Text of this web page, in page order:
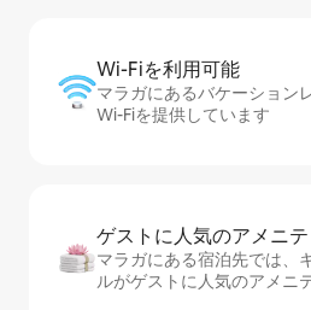
Wi-Fiを利⁠用⁠可⁠能
マラガにあるバケーション
Wi-Fiを提供しています
ゲストに人⁠気⁠のア⁠メ⁠ニ⁠
マラガにある宿泊先では、
ルがゲストに人気のアメニ